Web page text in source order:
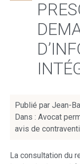
Publié par Jean-
Dans : Avocat
avis de
La consultation du